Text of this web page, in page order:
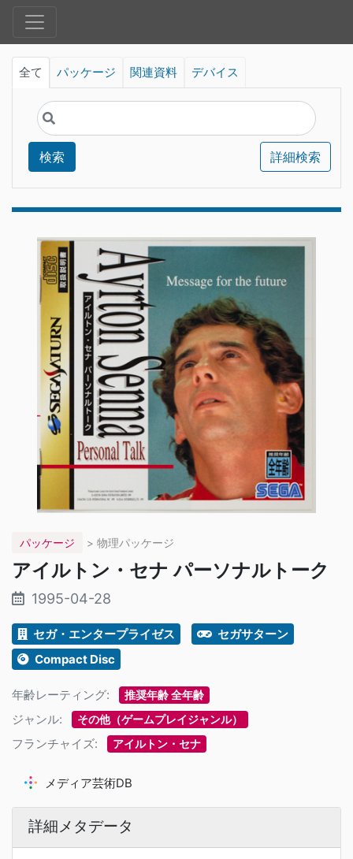
全て パッケージ 関連資料 デバイス
検索 詳細検索
パッケージ > 物理パッケージ
アイルトン・セナ パーソナルトーク
1995-04-28
セガ・エンタープライゼス
セガサターン
Compact Disc
年齢レーティング: 推奨年齢 全年齢
ジャンル: その他（ゲームプレイジャンル）
フランチャイズ: アイルトン・セナ
メディア芸術DB
詳細メタデータ